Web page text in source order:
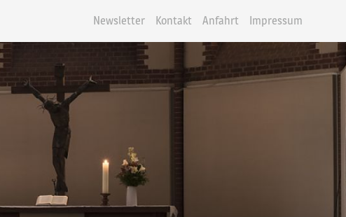
Newsletter Kontakt Anfahrt Impressum